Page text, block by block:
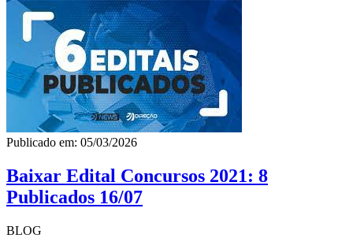
Publicado em: 05/03/2026
Baixar Edital Concursos 2021: 8
Publicados 16/07
BLOG